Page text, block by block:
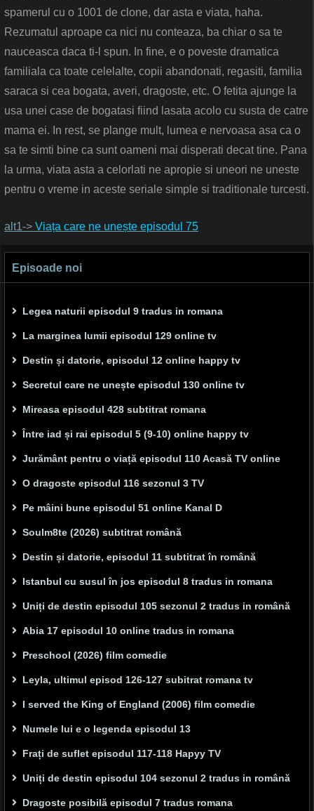
spamerul cu o 1001 de clone, dar asta e viata, haha.
Rezumatul aproape ca nici nu conteaza, ba chiar o sa te
nauceasca daca ti-l spun. In fine, e o poveste dramatica
familiala ca toate celelalte, copii abandonati, regasiti, familia
saraca si cea bogata, averi, dragoste, etc. O fetita ajunge la
usa unei case de bogatasi fiind lasata acolo cu susta de catre
mama ei. In rest, se plange mult, lumea e nervoasa asa ca o
sa te simti bine ca sunt oameni mai disperati decat tine. Pana
la urma, viata asta a celorlati ne apropie si uneori ne uneste
pentru o vreme in aceste seriale simple si traditionale turcesti.
alt1-> Viața care ne unește episodul 75
Episoade noi
Legea naturii episodul 9 tradus in romana
La marginea lumii episodul 129 online tv
Destin și datorie, episodul 12 online happy tv
Secretul care ne unește episodul 130 online tv
Mireasa episodul 428 subtitrat romana
Între iad și rai episodul 5 (9-10) online happy tv
Jurământ pentru o viață episodul 110 Acasă TV online
O dragoste episodul 116 sezonul 3 TV
Pe mâini bune episodul 51 online Kanal D
Soulm8te (2026) subtitrat română
Destin și datorie, episodul 11 subtitrat în română
Istanbul cu susul în jos episodul 8 tradus in romana
Uniți de destin episodul 105 sezonul 2 tradus in română
Abia 17 episodul 10 online tradus in romana
Preschool (2026) film comedie
Leyla, ultimul episod 126-127 subitrat romana tv
I served the King of England (2006) film comedie
Numele lui e o legenda episodul 13
Frați de suflet episodul 117-118 Hapyy TV
Uniți de destin episodul 104 sezonul 2 tradus in română
Dragoste posibilă episodul 7 tradus romana